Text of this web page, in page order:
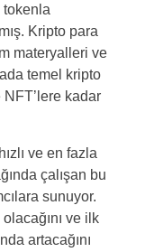
tokenla
Kripto para
materyalleri ve
temel kripto
NFT’lere kadar
ve en fazla
çalışan bu
sunuyor.
ve ilk
artacağını